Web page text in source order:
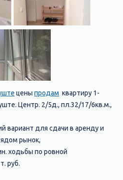
цены продам квартиру 1-
Центр. 2/5д., пл.32/17/6кв.м.,
вариант для сдачи в аренду и
рынок,
ходьбы по ровной
руб.